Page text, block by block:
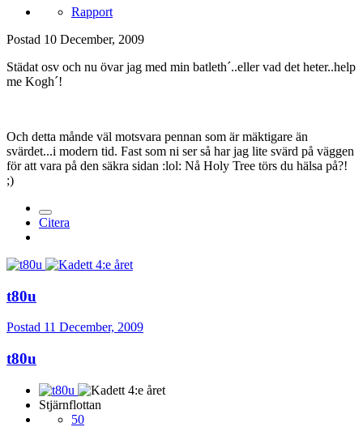
Rapport
Postad 10 December, 2009
Städat osv och nu övar jag med min batleth´..eller vad det heter..help
me Kogh´!
Och detta månde väl motsvara pennan som är mäktigare än
svärdet...i modern tid. Fast som ni ser så har jag lite svärd på väggen
för att vara på den säkra sidan :lol: Nå Holy Tree törs du hälsa på?!
;)
Citera
t80u
Postad 11 December, 2009
t80u
Stjärnflottan
50